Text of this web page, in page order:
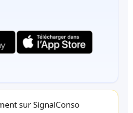
sur SignalConso